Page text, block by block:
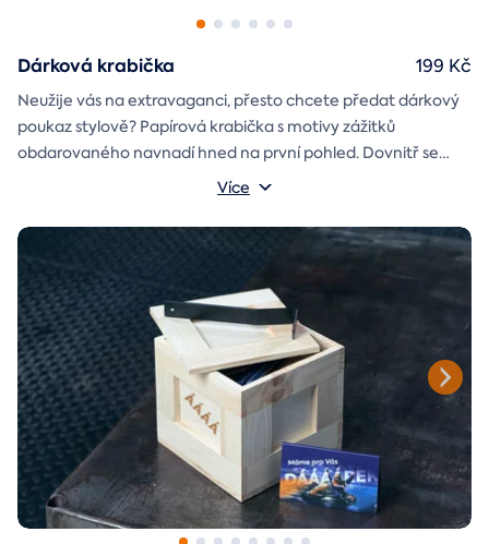
Dárková krabička
Neužije vás na extravaganci, přesto chcete předat dárkový
poukaz stylově? Papírová krabička s motivy zážitků
obdarovaného navnadí hned na první pohled. Dovnitř se
vejde i věnování a případně další drobnost pro radost.
Rozměry krabičky: 17x12x3 cmVíce
199 Kč